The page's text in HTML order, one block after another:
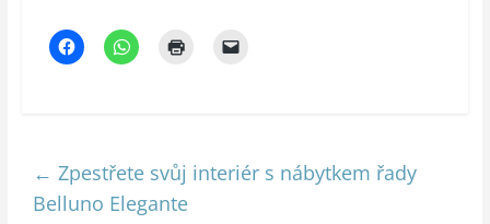
← Zpestřete svůj interiér s nábytkem řady
Belluno Elegante